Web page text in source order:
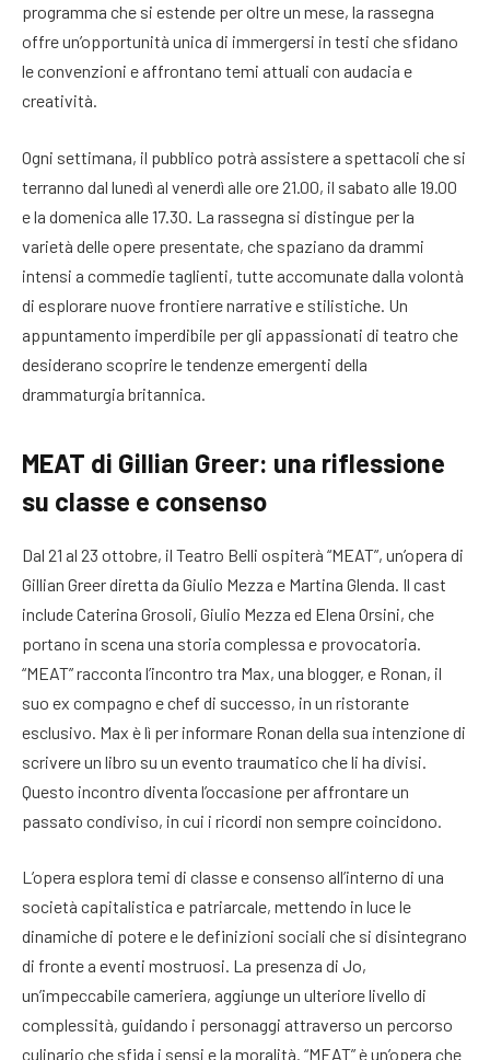
programma che si estende per oltre un mese, la rassegna
offre un’opportunità unica di immergersi in testi che sfidano
le convenzioni e affrontano temi attuali con audacia e
creatività.
Ogni settimana, il pubblico potrà assistere a spettacoli che si
terranno dal lunedì al venerdì alle ore 21.00, il sabato alle 19.00
e la domenica alle 17.30. La rassegna si distingue per la
varietà delle opere presentate, che spaziano da drammi
intensi a commedie taglienti, tutte accomunate dalla volontà
di esplorare nuove frontiere narrative e stilistiche. Un
appuntamento imperdibile per gli appassionati di teatro che
desiderano scoprire le tendenze emergenti della
drammaturgia britannica.
MEAT di Gillian Greer: una riflessione
su classe e consenso
Dal 21 al 23 ottobre, il Teatro Belli ospiterà “MEAT”, un’opera di
Gillian Greer diretta da Giulio Mezza e Martina Glenda. Il cast
include Caterina Grosoli, Giulio Mezza ed Elena Orsini, che
portano in scena una storia complessa e provocatoria.
“MEAT” racconta l’incontro tra Max, una blogger, e Ronan, il
suo ex compagno e chef di successo, in un ristorante
esclusivo. Max è lì per informare Ronan della sua intenzione di
scrivere un libro su un evento traumatico che li ha divisi.
Questo incontro diventa l’occasione per affrontare un
passato condiviso, in cui i ricordi non sempre coincidono.
L’opera esplora temi di classe e consenso all’interno di una
società capitalistica e patriarcale, mettendo in luce le
dinamiche di potere e le definizioni sociali che si disintegrano
di fronte a eventi mostruosi. La presenza di Jo,
un’impeccabile cameriera, aggiunge un ulteriore livello di
complessità, guidando i personaggi attraverso un percorso
culinario che sfida i sensi e la moralità. “MEAT” è un’opera che